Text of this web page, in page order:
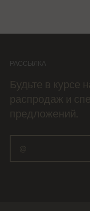
РАССЫЛКА
Будьте в курсе
распродаж и
предложений.